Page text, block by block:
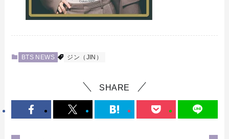
BTS NEWS ジン（JIN）
SHARE